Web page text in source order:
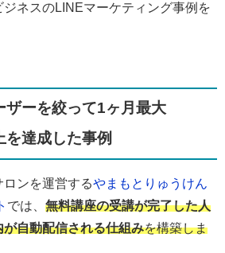
ネスのLINEマーケティング事例を
ザーを絞って1ヶ月最大
達成した事例
ロンを運営するやまもとりゅうけん
では、 無料講座の受講が完了した人
自動配信される仕組みを構築しま